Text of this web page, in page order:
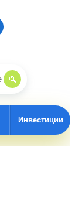
Инвестиции